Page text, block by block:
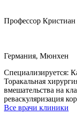
Профессор Кристиан
Германия, Мюнхен
Специализируется:
Торакальная
вмешательства на
реваскуляризация
Все врачи клиники